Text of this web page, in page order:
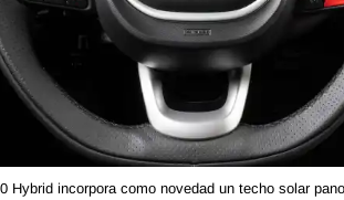
Hybrid incorpora como novedad un techo solar